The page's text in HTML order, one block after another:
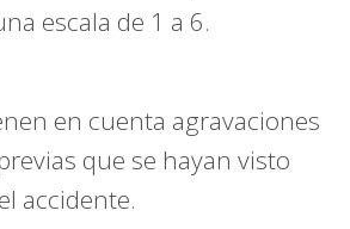
escala de 1 a 6.
en cuenta agravaciones
que se hayan visto
accidente.